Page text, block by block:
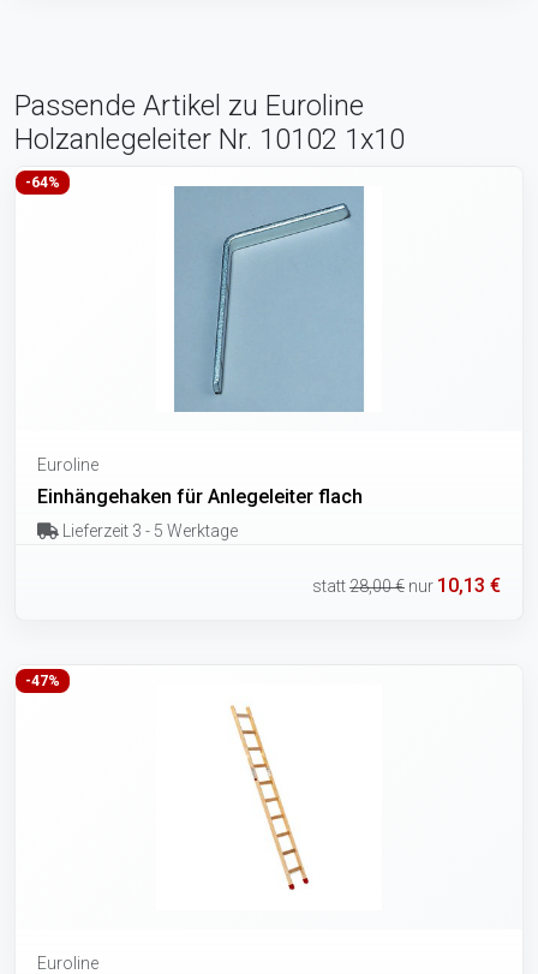
Passende Artikel zu Euroline
Holzanlegeleiter Nr. 10102 1x10
-64%
Euroline
Einhängehaken für Anlegeleiter flach
Lieferzeit 3 - 5 Werktage
statt28,00 € nur 10,13 €
-47%
Euroline